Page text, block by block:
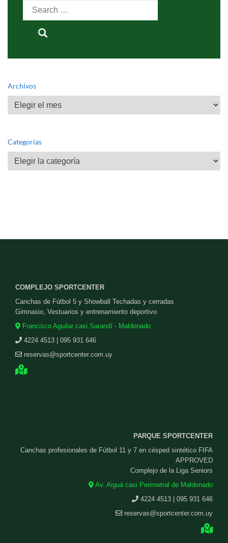
Search
for:
Archivos
Archivos
Categorías
Categorías
COMPLEJO SPORTCENTER
Canchas de Fútbol 5 y Showball Techadas y cerradas
Gimnasio, Vestuarios y entrenamiento deportivo
Francisco Aguilar casi Sarandí - Maldonado
4224 4513 | 095 931 646
reservas@sportcenter.com.uy
PARQUE SPORTCENTER
Canchas profesionales de Fútbol 11 y 7 en césped sintético FIFA
APPROVED
Complejo de la Liga Seniors
Av. Aiguá casi Perimetral de Maldonado
4224 4513 | 095 931 646
reservas@sportcenter.com.uy